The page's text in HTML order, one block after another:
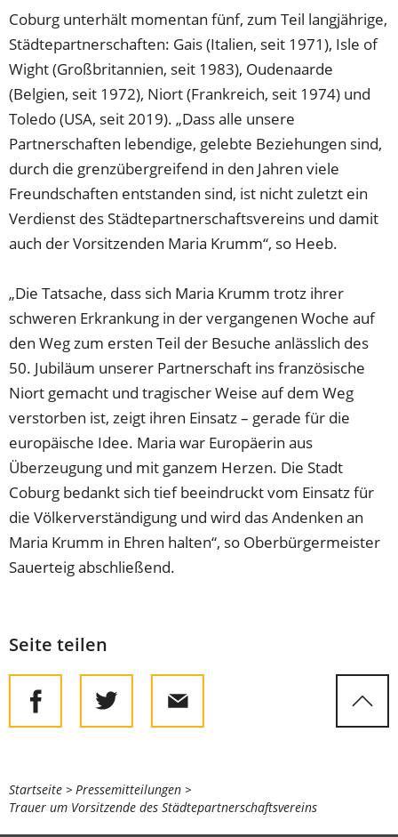
Coburg unterhält momentan fünf, zum Teil langjährige,
Städtepartnerschaften: Gais (Italien, seit 1971), Isle of
Wight (Großbritannien, seit 1983), Oudenaarde
(Belgien, seit 1972), Niort (Frankreich, seit 1974) und
Toledo (USA, seit 2019). „Dass alle unsere
Partnerschaften lebendige, gelebte Beziehungen sind,
durch die grenzübergreifend in den Jahren viele
Freundschaften entstanden sind, ist nicht zuletzt ein
Verdienst des Städtepartnerschaftsvereins und damit
auch der Vorsitzenden Maria Krumm“, so Heeb.
„Die Tatsache, dass sich Maria Krumm trotz ihrer
schweren Erkrankung in der vergangenen Woche auf
den Weg zum ersten Teil der Besuche anlässlich des
50. Jubiläum unserer Partnerschaft ins französische
Niort gemacht und tragischer Weise auf dem Weg
verstorben ist, zeigt ihren Einsatz – gerade für die
europäische Idee. Maria war Europäerin aus
Überzeugung und mit ganzem Herzen. Die Stadt
Coburg bedankt sich tief beeindruckt vom Einsatz für
die Völkerverständigung und wird das Andenken an
Maria Krumm in Ehren halten“, so Oberbürgermeister
Sauerteig abschließend.
Seite teilen
Sie
befinden
Startseite
Pressemitteilungen
Trauer um Vorsitzende des Städtepartnerschaftsvereins